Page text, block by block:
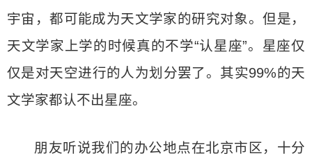
宇宙，都可能成为天文学家的研究对象。但是，
天文学家上学的时候真的不学“认星座”。星座仅
仅是对天空进行的人为划分罢了。其实99%的天
文学家都认不出星座。
朋友听说我们的办公地点在北京市区，十分